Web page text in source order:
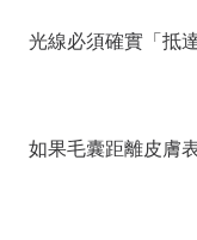
光線必須確實「抵
如果毛囊距離皮膚